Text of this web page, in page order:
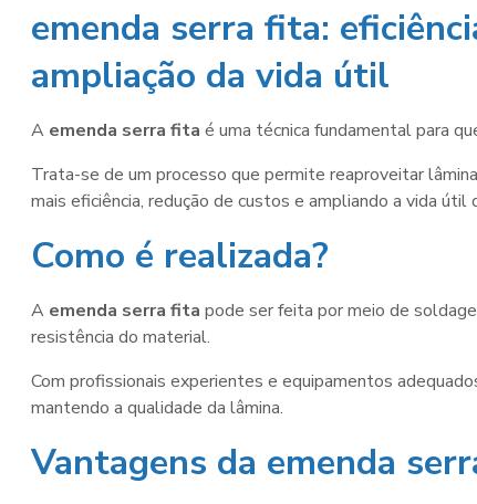
emenda serra fita:
ampliação da vida útil
A emenda serra fita é uma técnica fundamental para
Trata-se de um processo que permite reaproveitar
mais eficiência, redução de custos e ampliando a vida útil
Como é realizada?
A emenda serra fita pode ser feita por meio de
resistência do material.
Com profissionais experientes e equipamentos
mantendo a qualidade da lâmina.
Vantagens da emenda